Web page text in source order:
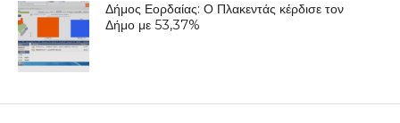
Δήμος Εορδαίας: Ο Πλακεντάς κέρδισε τον
Δήμο με 53,37%